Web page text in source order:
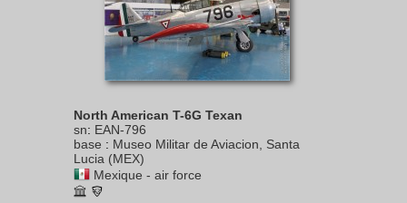
North American T-6G Texan
sn: EAN-796
base : Museo Militar de Aviacion, Santa
Lucia (MEX)
Mexique - air force